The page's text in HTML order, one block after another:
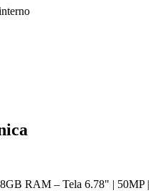
RAM – Tela 6.78" | 50MP |